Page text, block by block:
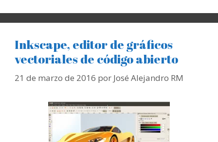
Inkscape, editor de gráficos
vectoriales de código abierto
21 de marzo de 2016 por José Alejandro RM